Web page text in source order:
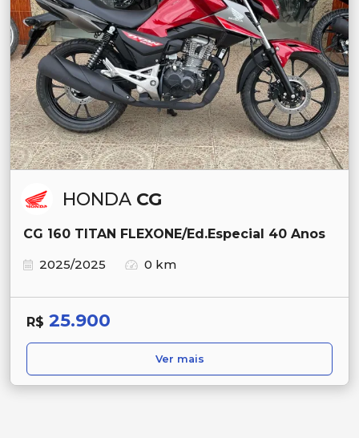
HONDA CG
CG 160 TITAN FLEXONE/Ed.Especial 40 Anos
2025/2025
0 km
R$ 25.900
Ver mais